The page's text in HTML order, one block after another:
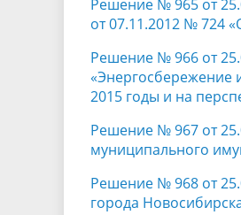
Решение № 965 от
от 07.11.2012 № 724
Решение № 966 от
«Энергосбережение
2015 годы и на
Решение № 967 от
муниципального
Решение № 968 от
города